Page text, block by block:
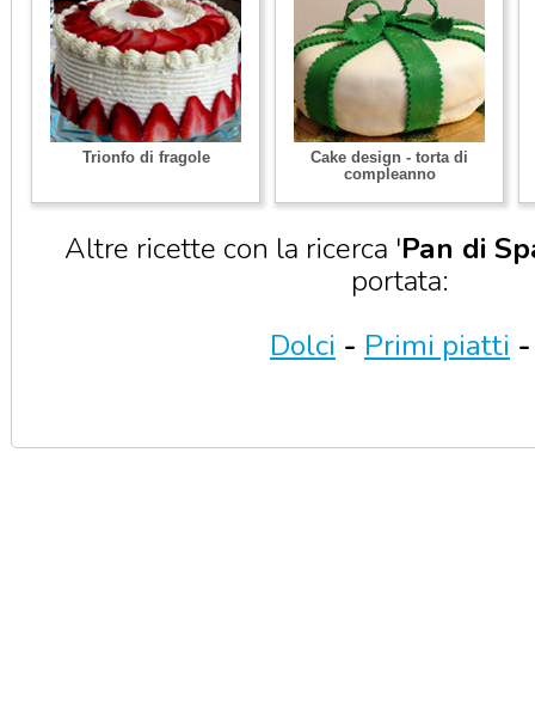
Trionfo di fragole
Cake design - torta di
compleanno
Altre ricette con la ricerca 'Pan di
portata:
Dolci - Primi piatti -